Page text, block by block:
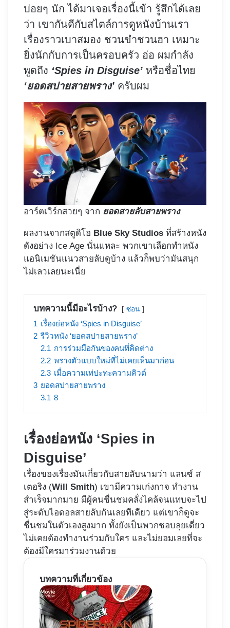
บ่อยๆ นัก ได้มาเจอเรื่องนี้เข้า รู้สึกได้เลย
ว่า เขากันดีกับสไตล์การดูหนังบ้านเรา
เรื่องราวเบาสมอง ชวนขำชวนฮา เหมาะ
ยิ่งนักกับการเป็นครอบครัว อ่อ ผมกำลัง
พูดถึง ‘Spies in Disguise’ หรือชื่อไทย
‘ยอดสปายสายพราง’ ครับผม
อาร์ตเวิร์กสวยๆ จาก ยอดสายลับสายพราง
ผลงานจากสตูดิโอ Blue Sky Studios ที่สร้างหนัง
ดังอย่าง Ice Age นั่นแหละ พวกเขาเลือกทำหนัง
แอนิเมชันแนวสายลับดูบ้าง แล้วก็พบว่ามันสนุก
ไม่เลวเลยนะเนี่ย
บทความนี้มีอะไรบ้าง? ซ่อน
1 เรื่องย่อหนัง ‘Spies in Disguise’
2 รีวิวหนัง ‘ยอดสปายสายพราง’
2.1 การร่วมมือกันของคนที่คิดต่าง
2.2 พรางตัวแบบใหม่ที่ไม่เคยเห็นมาก่อน
2.3 เมื่อความเท่ปะทะความคิวต์
3 ยอดสปายสายพราง
3.1 8
เรื่องย่อหนัง ‘Spies in
Disguise’
เรื่องของเรื่องมันเกี่ยวกับสายลับนามว่า แลนซ์​ ส
เตอริง (Will Smith) เขามีความเก่งกาจ ทำงาน
สำเร็จมากมาย มีผู้คนชื่นชมคลั่งไคล้จนแทบจะไป
สู่ระดับไอดอลสายลับกันเลยทีเดียว แต่เขาก็ดูจะ
ชื่นชมในตัวเองสูงมาก ทั้งยังเป็นพวกชอบลุยเดี่ยว
ไม่เคยต้องทำงานร่วมกับใคร และไม่ยอมเลยที่จะ
ต้องมีใครมาร่วมงานด้วย
บทความที่เกี่ยวข้อง